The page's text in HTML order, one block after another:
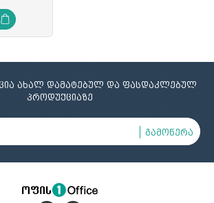
ახალ დამატებულ და ფასდაკლებულ
პროდუქციაზე
გამოწერა